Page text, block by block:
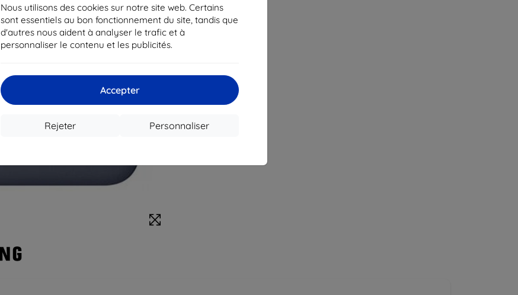
Nous utilisons des cookies sur notre site web. Certains
sont essentiels au bon fonctionnement du site, tandis que
d'autres nous aident à analyser le trafic et à
personnaliser le contenu et les publicités.
Accepter
Personnaliser
Rejeter